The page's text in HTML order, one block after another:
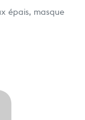
épais, masque